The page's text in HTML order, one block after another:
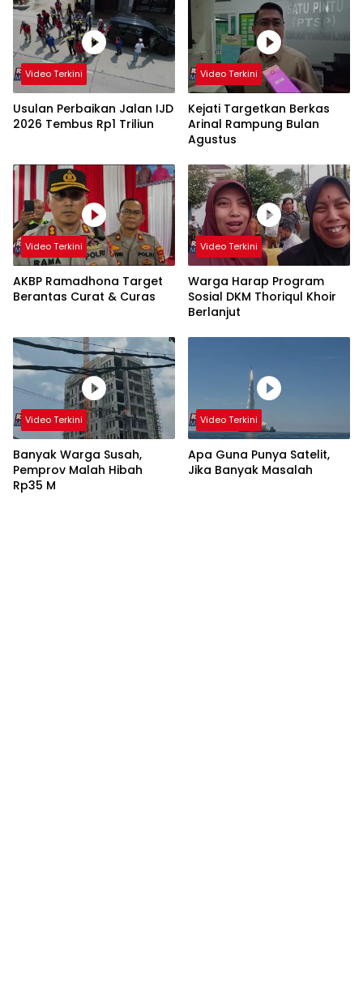
Video Terkini
Usulan Perbaikan Jalan IJD
2026 Tembus Rp1 Triliun
Video Terkini
Kejati Targetkan Berkas
Arinal Rampung Bulan
Agustus
Video Terkini
AKBP Ramadhona Target
Berantas Curat & Curas
Video Terkini
Warga Harap Program
Sosial DKM Thoriqul Khoir
Berlanjut
Video Terkini
Banyak Warga Susah,
Pemprov Malah Hibah
Rp35 M
Video Terkini
Apa Guna Punya Satelit,
Jika Banyak Masalah